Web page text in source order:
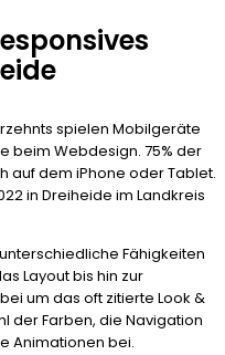
spielen Mobilgeräte
beim Webdesign. 75% der
auf dem iPhone oder Tablet.
in Dreiheide im Landkreis
Fähigkeiten
Layout bis hin zur
um das oft zitierte Look &
der Farben, die Navigation
Animationen bei.